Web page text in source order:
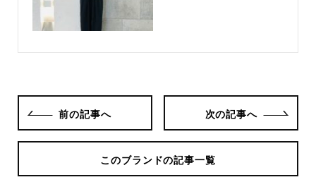
前の記事へ 次の記事へ
このブランドの記事一覧